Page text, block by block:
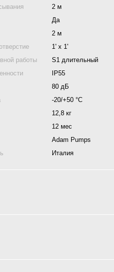
2 м
Да
2 м
1' x 1'
работы
S1 длительный
IP55
80 дБ
-20/+50 °С
12,8 кг
12 мес
Adam Pumps
Италия